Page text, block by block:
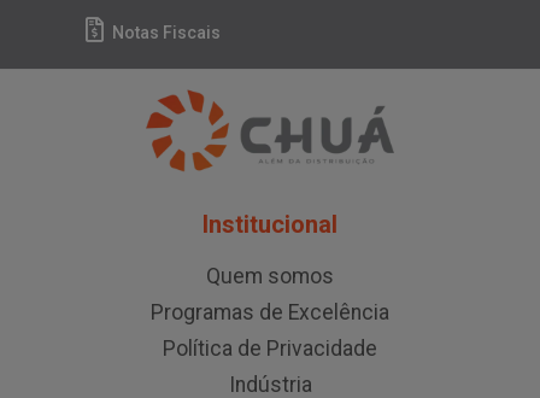
Notas Fiscais
Institucional
Quem somos
Programas de Excelência
Política de Privacidade
Indústria